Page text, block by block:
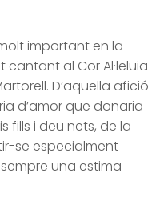
important en la
al Cor Al·leluia
D’aquella afició
d’amor que donaria
fills i deu nets, de la
se especialment
una estima